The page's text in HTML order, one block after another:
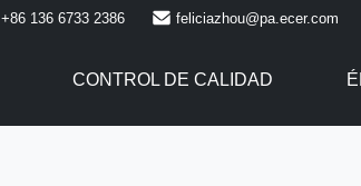
+86 136 6733 2386 feliciazhou@pa.ecer.com
CONTROL DE CALIDAD